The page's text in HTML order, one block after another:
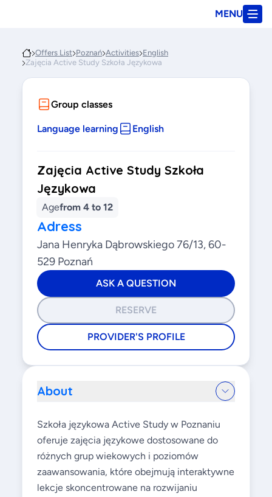
MENU
Offers List Poznań Activities English
Zajęcia Active Study Szkoła Językowa
Group classes
Language learning English
Zajęcia Active Study Szkoła
Językowa
Agefrom 4 to 12
Adress
Jana Henryka Dąbrowskiego 76/13, 60-
529 Poznań
ASK A QUESTION
RESERVE
PROVIDER'S PROFILE
About
Szkoła językowa Active Study w Poznaniu
oferuje zajęcia językowe dostosowane do
różnych grup wiekowych i poziomów
zaawansowania, które obejmują interaktywne
lekcje skoncentrowane na rozwijaniu